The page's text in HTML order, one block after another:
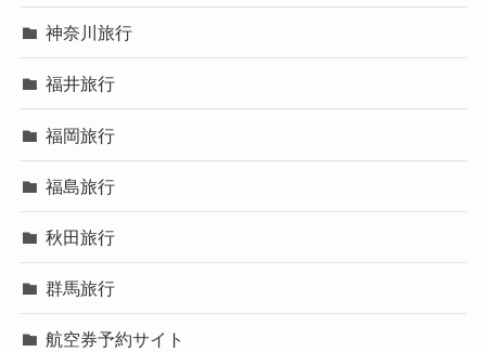
神奈川旅行
福井旅行
福岡旅行
福島旅行
秋田旅行
群馬旅行
航空券予約サイト